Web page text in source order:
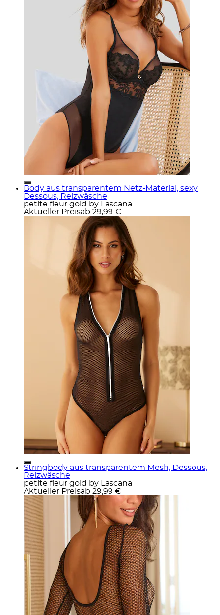
Body aus transparentem Netz-Material, sexy
Dessous, Reizwäsche
petite fleur gold by Lascana
Aktueller Preisab 29,99 €
Stringbody aus transparentem Mesh, Dessous,
Reizwäsche
petite fleur gold by Lascana
Aktueller Preisab 29,99 €